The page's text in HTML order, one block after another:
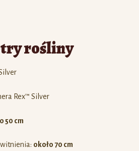
rośliny
Rex™ Silver
50 cm
około 70 cm